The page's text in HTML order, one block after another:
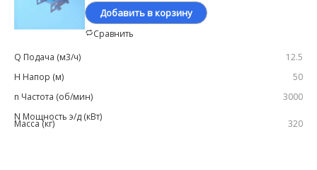
Добавить в корзину
Сравнить
12.5
50
3000
320